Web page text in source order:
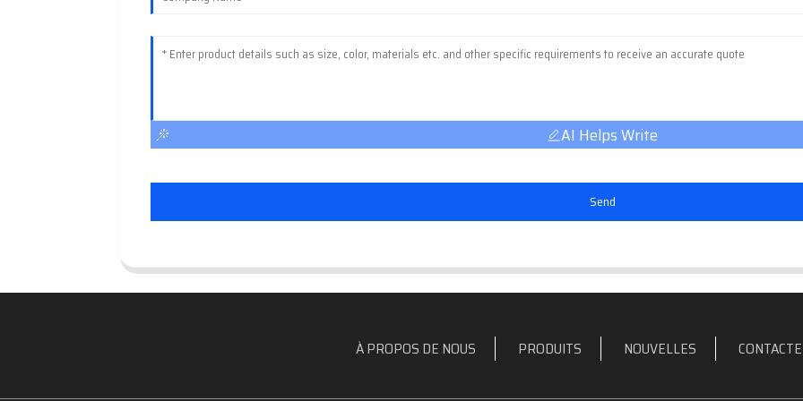
AI Helps Write
Send
À PROPOS DE NOUS PRODUITS NOUVELLES